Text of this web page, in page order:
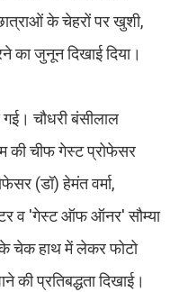
के चेहरों पर खुशी,
का जुनून दिखाई दिया।
चौधरी बंसीलाल
की चीफ गेस्ट प्रोफेसर
(डॉ) हेमंत वर्मा,
व 'गेस्ट ऑफ ऑनर' सौम्या
के चेक हाथ में लेकर फोटो
की प्रतिबद्धता दिखाई।